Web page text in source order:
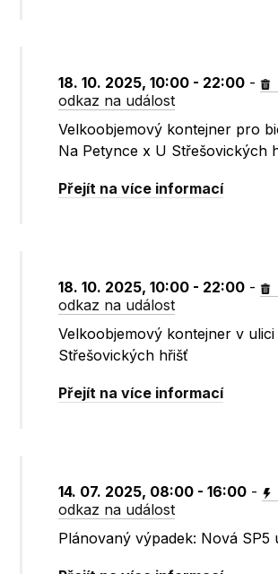
18. 10. 2025, 10:00 - 22:00 -
odkaz na událost
Velkoobjemový kontejner pro
Na Petynce x U Střešovických
Přejít na více informací
18. 10. 2025, 10:00 - 22:00 -
odkaz na událost
Velkoobjemový kontejner v
Střešovických hřišť
Přejít na více informací
14. 07. 2025, 08:00 - 16:00 -
odkaz na událost
Plánovaný výpadek: Nová SP5